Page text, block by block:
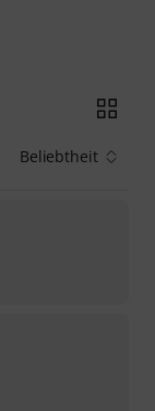
Beliebtheit